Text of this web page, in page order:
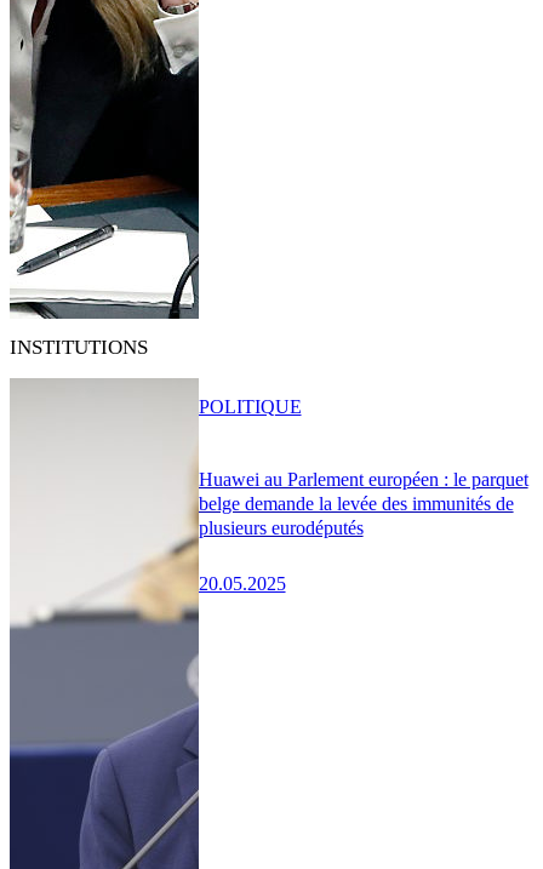
INSTITUTIONS
Huawei au Parlement européen : le parquet
belge demande la levée des immunités de
plusieurs eurodéputés
20.05.2025
POLITIQUE